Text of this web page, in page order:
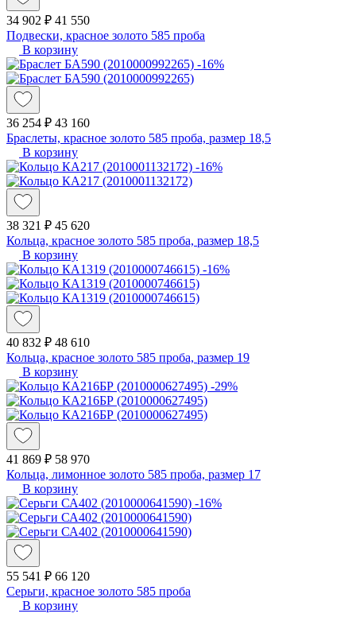
34 902 ₽ 41 550
Подвески, красное золото 585 проба
В корзину
-16%
36 254 ₽ 43 160
Браслеты, красное золото 585 проба, размер 18,5
В корзину
-16%
38 321 ₽ 45 620
Кольца, красное золото 585 проба, размер 18,5
В корзину
-16%
40 832 ₽ 48 610
Кольца, красное золото 585 проба, размер 19
В корзину
-29%
41 869 ₽ 58 970
Кольца, лимонное золото 585 проба, размер 17
В корзину
-16%
55 541 ₽ 66 120
Серьги, красное золото 585 проба
В корзину